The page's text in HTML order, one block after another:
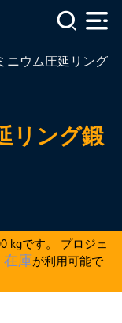
ニウム圧延リング
リング鍛
kgです。 プロジェ
在庫が利用可能で